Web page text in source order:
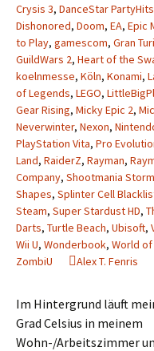
Crysis 3, DanceStar PartyHits
Dishonored, Doom, EA, Epic
to Play, gamescom, Gran
GuildWars 2, Heart of the
koelnmesse, Köln, Konami,
of Legends, LEGO,
Gear Rising, Micky Epic 2,
Neverwinter, Nexon,
PlayStation Vita, Pro
Land, RaiderZ, Rayman,
Company, Shootmania Storm
Shapes, Splinter Cell
Steam, Super Stardust HD,
Darts, Turtle Beach, Ubisoft,
Wii U, Wonderbook, World
ZombiU
Alex T. Fenris
Im Hintergrund läuft
Grad Celsius in meinem
Wohn-/Arbeitszimmer